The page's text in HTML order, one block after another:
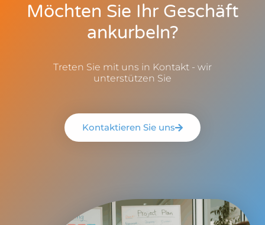
Möchten Sie Ihr Geschäft
ankurbeln?
Treten Sie mit uns in Kontakt - wir
unterstützen Sie
Kontaktieren Sie uns